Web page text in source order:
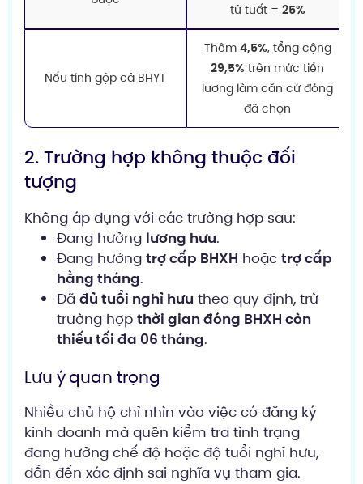
tử tuất = 25%
Nếu tính gộp cả BHYT
Thêm 4,5%, tổng cộng
29,5% trên mức tiền
lương làm căn cứ đóng
đã chọn
2. Trường hợp không thuộc đối
tượng
Không áp dụng với các trường hợp sau:
Đang hưởng lương hưu.
Đang hưởng trợ cấp BHXH hoặc trợ cấp
hằng tháng.
Đã đủ tuổi nghỉ hưu theo quy định, trừ
trường hợp thời gian đóng BHXH còn
thiếu tối đa 06 tháng.
Lưu ý quan trọng
Nhiều chủ hộ chỉ nhìn vào việc có đăng ký
kinh doanh mà quên kiểm tra tình trạng
đang hưởng chế độ hoặc độ tuổi nghỉ hưu,
dẫn đến xác định sai nghĩa vụ tham gia.